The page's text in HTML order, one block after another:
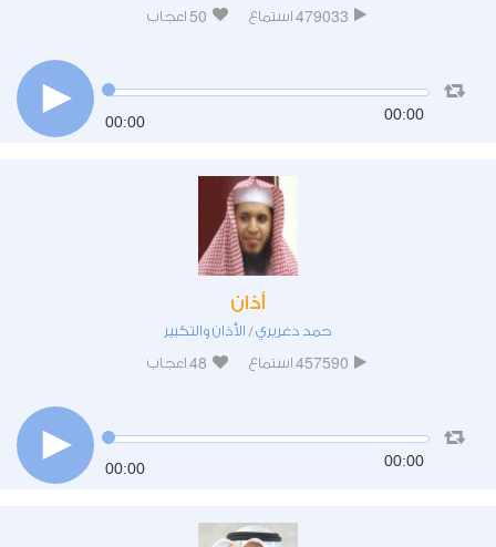
479033 استماع 50 اعجاب
00:00 00:00
أذان
حمد دغريري/ الأذان والتكبير
457590 استماع 48 اعجاب
00:00 00:00